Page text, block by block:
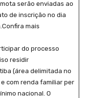
serão enviadas ao
de inscrição no dia
mais
do processo
residir
(área delimitada no
com renda familiar per
nacional. O